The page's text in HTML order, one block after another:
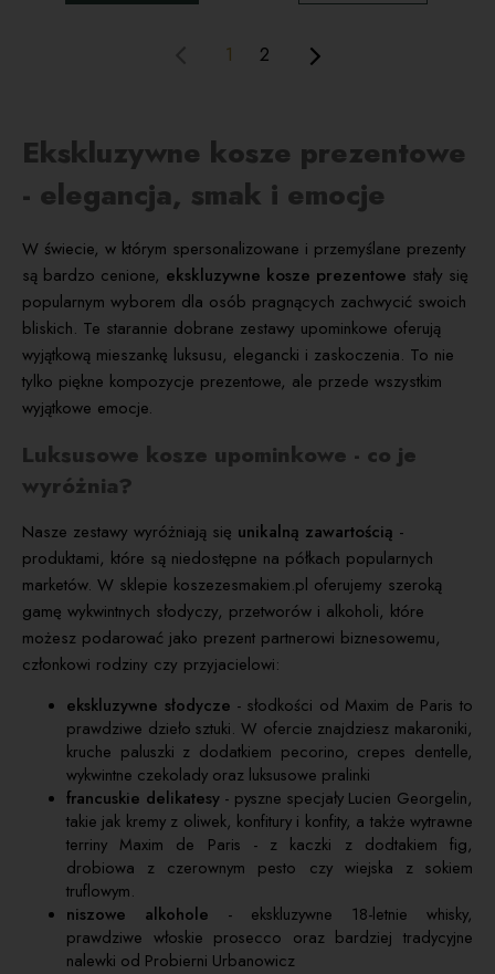
1 2
Ekskluzywne kosze prezentowe
- elegancja, smak i emocje
W świecie, w którym spersonalizowane i przemyślane prezenty
są bardzo cenione, ekskluzywne kosze prezentowe stały się
popularnym wyborem dla osób pragnących zachwycić swoich
bliskich. Te starannie dobrane zestawy upominkowe oferują
wyjątkową mieszankę luksusu, elegancki i zaskoczenia. To nie
tylko piękne kompozycje prezentowe, ale przede wszystkim
wyjątkowe emocje.
Luksusowe kosze upominkowe - co je
wyróżnia?
Nasze zestawy wyróżniają się unikalną zawartością -
produktami, które są niedostępne na półkach popularnych
marketów. W sklepie koszezesmakiem.pl oferujemy szeroką
gamę wykwintnych słodyczy, przetworów i alkoholi, które
możesz podarować jako prezent partnerowi biznesowemu,
członkowi rodziny czy przyjacielowi:
ekskluzywne słodycze - słodkości od Maxim de Paris to
prawdziwe dzieło sztuki. W ofercie znajdziesz makaroniki,
kruche paluszki z dodatkiem pecorino, crepes dentelle,
wykwintne czekolady oraz luksusowe pralinki
francuskie delikatesy- pyszne specjały Lucien Georgelin,
takie jak kremy z oliwek, konfitury i konfity, a także wytrawne
terriny Maxim de Paris - z kaczki z dodtakiem fig,
drobiowa z czerownym pesto czy wiejska z sokiem
truflowym.
niszowe alkohole - ekskluzywne 18-letnie whisky,
prawdziwe włoskie prosecco oraz bardziej tradycyjne
nalewki od Probierni Urbanowicz